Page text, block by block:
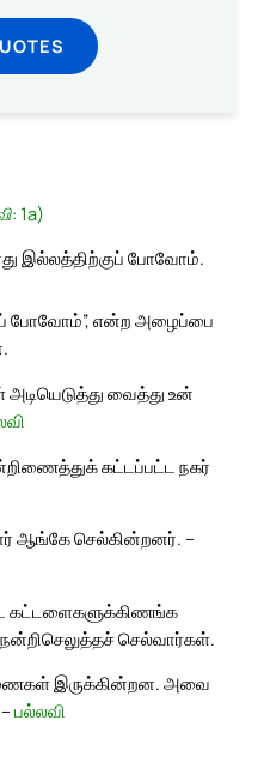
1a)
இல்லத்திற்குப் போவோம்.
போவோம்”, என்ற அழைப்பை
வைத்து உன்
கட்டப்பட்ட நகர்
ஆங்கே செல்கின்றனர். –
கட்டளைகளுக்கிணங்க
செல்வார்கள்.
இருக்கின்றன. அவை
பல்லவி